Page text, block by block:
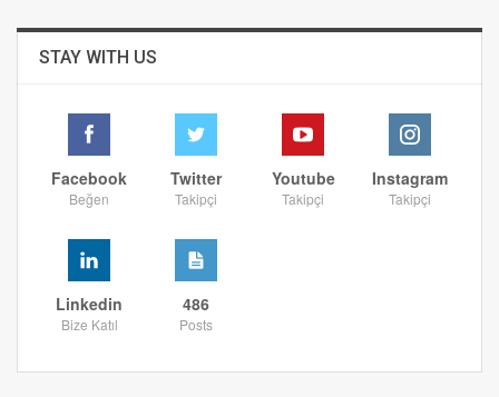
STAY WITH US
Facebook
Beğen
Twitter
Takipçi
Youtube
Takipçi
Instagram
Takipçi
Linkedin
Bize Katıl
486
Posts